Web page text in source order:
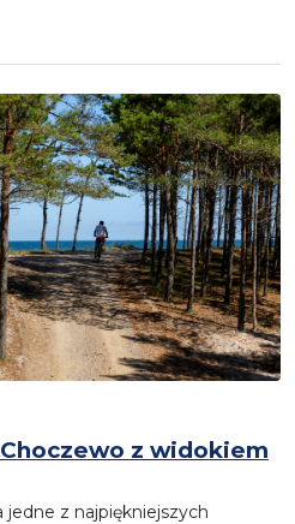
z widokiem
z najpiękniejszych